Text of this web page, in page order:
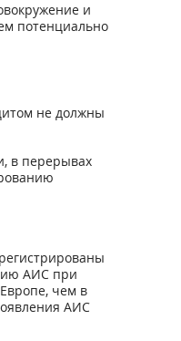
и
потенциально
не должны
в перерывах
АИС при
чем в
АИС